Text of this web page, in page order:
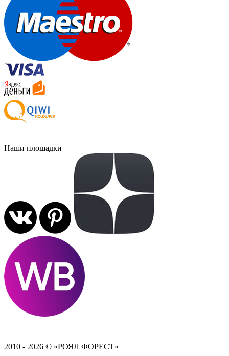
Наши площадки
2010 - 2026 © «РОЯЛ ФОРЕСТ»